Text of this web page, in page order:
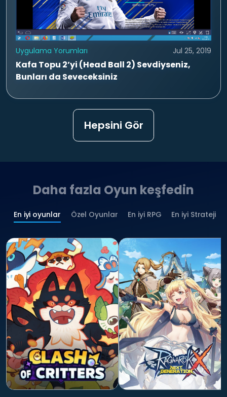
Uygulama Yorumları Jul 25, 2019
Kafa Topu 2’yi (Head Ball 2) Sevdiyseniz,
Bunları da Seveceksiniz
Hepsini Gör
Daha fazla Oyun keşfedin
En iyi oyunlar Özel Oyunlar En iyi RPG En iyi Strateji